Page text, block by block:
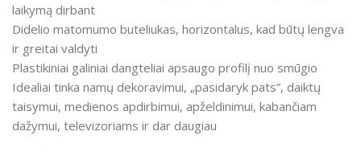
laikymą dirbant
Didelio matomumo buteliukas, horizontalus, kad būtų lengva
ir greitai valdyti
Plastikiniai galiniai dangteliai apsaugo profilį nuo smūgio
Idealiai tinka namų dekoravimui, „pasidaryk pats”, daiktų
taisymui, medienos apdirbimui, apželdinimui, kabančiam
dažymui, televizoriams ir dar daugiau